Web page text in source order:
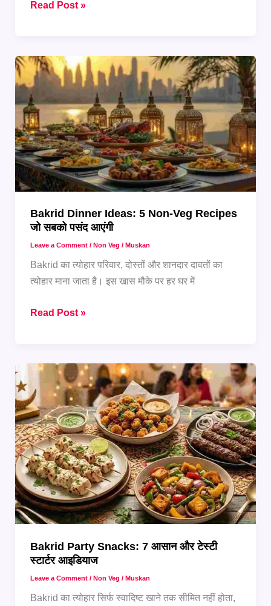
सेवइयों
अलग-
अलग
रेसिपीज़
जो
सबको
पसंद
आएंगी
Read Post »
Bakrid Dinner Ideas: 5 Non-Veg Recipes
जो सबको पसंद आएंगी
Leave a Comment / Non Veg / Muskan
Bakrid का त्योहार परिवार, दोस्तों और शानदार दावतों का
त्योहार माना जाता है। इस खास मौके पर हर घर में
Bakrid
5
Non-
Veg
Recipes
जो
सबको
पसंद
आएंगी
Read Post »
Bakrid Party Snacks: 7 आसान और टेस्टी
स्टार्टर आइडियाज
Leave a Comment / Non Veg / Muskan
Bakrid का त्योहार सिर्फ स्वादिष्ट खाने तक सीमित नहीं होता,